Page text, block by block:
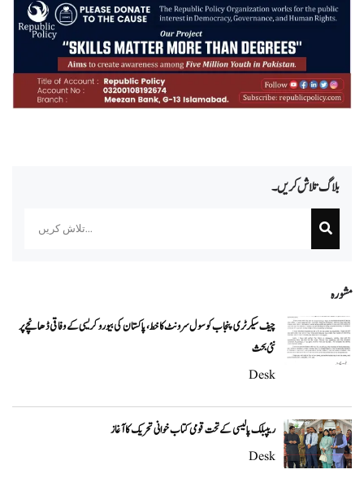
بلاگ تلاش کریں۔
مشورہ
چیف سیکرٹری پنجاب کو سول سرونٹ کا خط، پاکستان کی بیوروکریسی کے وفاقی ڈھانچے پر
نئی بحث
Desk
ریپبلک پالیسی کے تحت قومی کتاب خوانی تحریک کا آغاز
Desk